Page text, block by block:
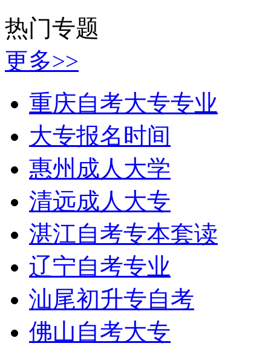
热门专题
更多>>
重庆自考大专专业
大专报名时间
惠州成人大学
清远成人大专
湛江自考专本套读
辽宁自考专业
汕尾初升专自考
佛山自考大专